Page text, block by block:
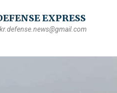
EXPRESS